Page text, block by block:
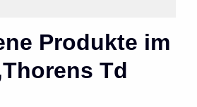
Produkte im
Td